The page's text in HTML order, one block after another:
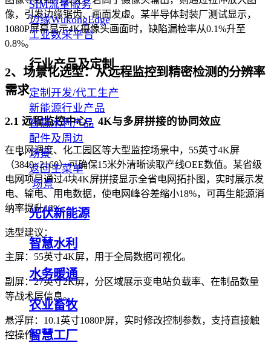
SIM流量服务
边缘WukongEdge
工业数采平台
行业产品及定制
定制开发/代工生产
新能源行业产品
智慧水利产品
配件及周边
场景
返回主菜单
场景
光伏新能源
智慧水利
水务暖通
农业畜牧
智慧工厂
像，引发边缘锯齿、画面发虚。某半导体封装厂测试显示，
1080P屏幕显示4K摄像头画面时，缺陷漏检率从0.1%升至
0.8%。
2、场景化选型：从远程监控到精密检测的分辨率
需求
2.1 远程监控中心：4K与多屏拼接的协同效应
在电网调度、化工园区等大型监控场景中，55英寸4K屏
（3840×2160）可确保15米外清晰读取产线OEE数值。某省级
电网项目通过4块4K屏拼接显示全省电网拓扑图，实时展示发
电、输电、用电数据，使电网峰谷差缩小18%，可再生能源消
纳率提升12%。
选型建议：
主屏：55英寸4K屏，用于全局数据可视化。
副屏：27英寸2K屏，分区域展示变电站负载率、在制品数量
等战术层信息。
悬浮屏：10.1英寸1080P屏，实时修改控制参数，支持直接触
控操作。